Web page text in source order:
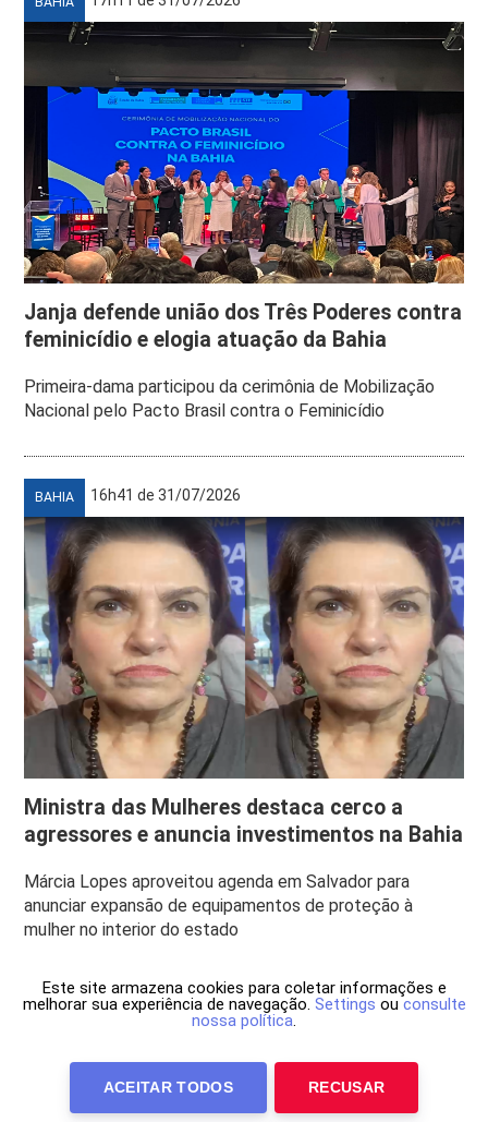
Janja defende união dos Três Poderes contra
feminicídio e elogia atuação da Bahia
Primeira-dama participou da cerimônia de Mobilização
Nacional pelo Pacto Brasil contra o Feminicídio
BAHIA 16h41 de 31/07/2026
Ministra das Mulheres destaca cerco a
agressores e anuncia investimentos na Bahia
Márcia Lopes aproveitou agenda em Salvador para
anunciar expansão de equipamentos de proteção à
mulher no interior do estado
Este site armazena cookies para coletar informações e
melhorar sua experiência de navegação. Settings ou consulte
nossa política.
ACEITAR TODOS RECUSAR